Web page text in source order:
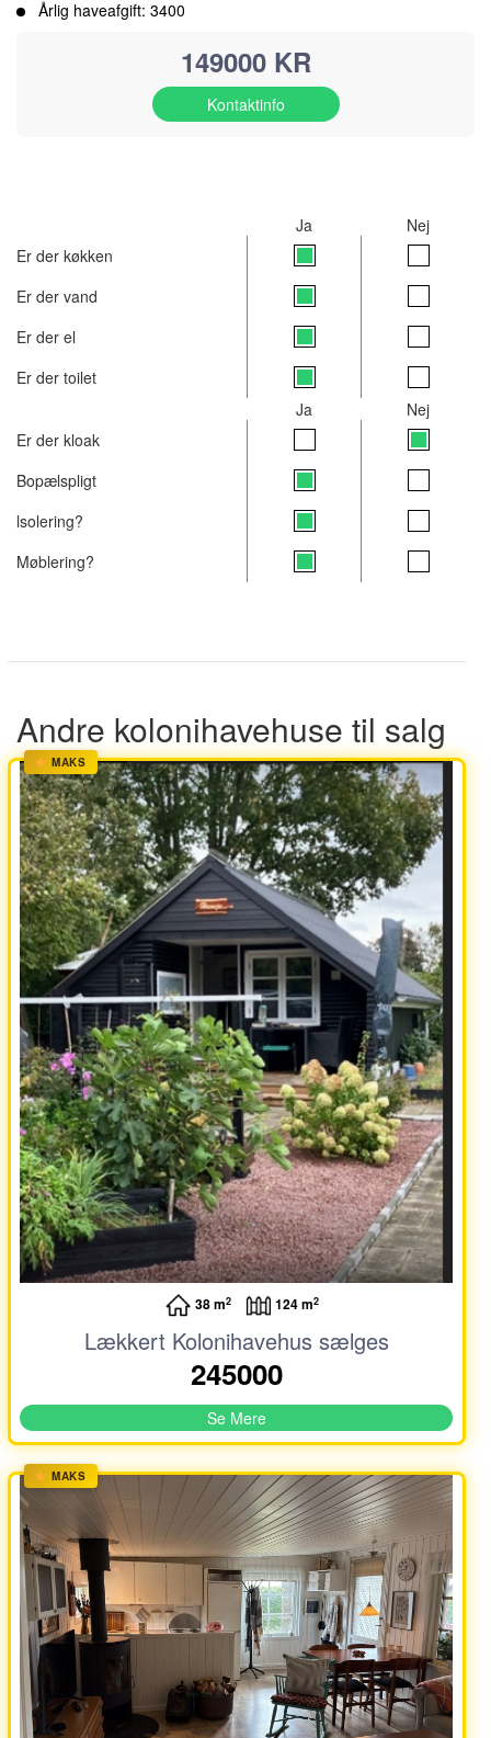
Årlig haveafgift: 3400
149000 KR
Kontaktinfo
Ja
Nej
Er der køkken
Er der vand
Er der el
Er der toilet
Ja
Nej
Er der kloak
Bopælspligt
lsolering?
Møblering?
Andre kolonihavehuse til salg
38 m2 124 m2
Lækkert Kolonihavehus sælges
245000
Se Mere
MAKS
MAKS